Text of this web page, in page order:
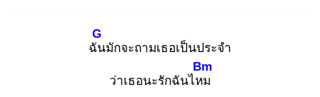
ฉัน
G
มักจะถามเธอเป็นประจำ
ว่าเธอนะรักฉันไหม
Bm